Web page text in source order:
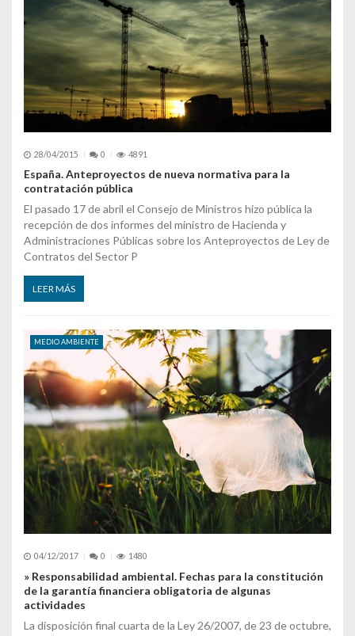
28/04/2015 0 4891
España. Anteproyectos de nueva normativa para la
contratación pública
El pasado 17 de abril el Consejo de Ministros hizo pública la
recepción de dos informes del ministro de Hacienda y
Administraciones Públicas sobre los Anteproyectos de Ley de
Contratos del Sector P
LEER MÁS
MEDIO AMBIENTE
04/12/2017 0 1480
» Responsabilidad ambiental. Fechas para la constitución
de la garantía financiera obligatoria de algunas
actividades
La disposición final cuarta de la Ley 26/2007, de 23 de octubre,